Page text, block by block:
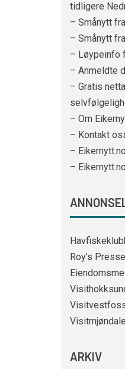
tidligere
– Smånytt
– Smånytt
– Løypeinfo
– Anmeldte
– Gratis
– Om
– Kontakt
–
–
Roy’s
ARKIV